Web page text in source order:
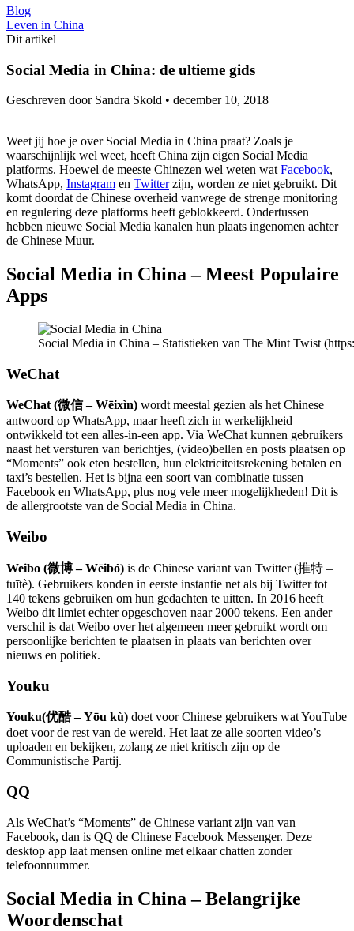
Blog
Leven in China
Dit artikel
Social Media in China: de ultieme gids
Geschreven door Sandra Skold • december 10, 2018
Weet jij hoe je over Social Media in China praat? Zoals je
waarschijnlijk wel weet, heeft China zijn eigen Social Media
platforms. Hoewel de meeste Chinezen wel weten wat Facebook,
WhatsApp, Instagram en Twitterzijn, worden ze niet gebruikt. Dit
komt doordat de Chinese overheid vanwege de strenge monitoring
en regulering deze platforms heeft geblokkeerd. Ondertussen
hebben nieuwe Social Media kanalen hun plaats ingenomen achter
de Chinese Muur.
Social Media in China – Meest Populaire
Apps
Social Media in China – Statistieken van The Mint Twist
WeChat
WeChat (微信 – Wēixìn) wordt meestal gezien als het Chinese
antwoord op WhatsApp, maar heeft zich in werkelijkheid
ontwikkeld tot een alles-in-een app. Via WeChat kunnen gebruikers
naast het versturen van berichtjes, (video)bellen en posts plaatsen op
“Moments” ook eten bestellen, hun elektriciteitsrekening betalen en
taxi’s bestellen. Het is bijna een soort van combinatie tussen
Facebook en WhatsApp, plus nog vele meer mogelijkheden! Dit is
de allergrootste van de Social Media in China.
Weibo
Weibo (微博 – Wēibó) is de Chinese variant van Twitter (推特 –
tuītè). Gebruikers konden in eerste instantie net als bij Twitter tot
140 tekens gebruiken om hun gedachten te uitten. In 2016 heeft
Weibo dit limiet echter opgeschoven naar 2000 tekens. Een ander
verschil is dat Weibo over het algemeen meer gebruikt wordt om
persoonlijke berichten te plaatsen in plaats van berichten over
nieuws en politiek.
Youku
Youku(优酷 – Yōu kù) doet voor Chinese gebruikers wat YouTube
doet voor de rest van de wereld. Het laat ze alle soorten video’s
uploaden en bekijken, zolang ze niet kritisch zijn op de
Communistische Partij.
QQ
Als WeChat’s “Moments” de Chinese variant zijn van van
Facebook, dan is QQ de Chinese Facebook Messenger. Deze
desktop app laat mensen online met elkaar chatten zonder
telefoonnummer.
Social Media in China – Belangrijke
Woordenschat